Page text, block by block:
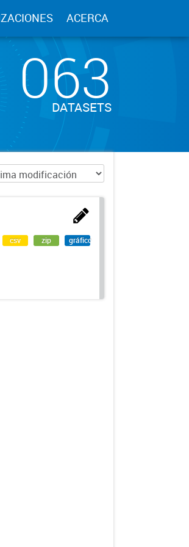
ACERCA
063
DATASETS
csv zip gráfico